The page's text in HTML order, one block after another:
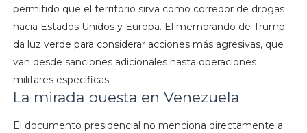
permitido que el territorio sirva como corredor de drogas
hacia Estados Unidos y Europa. El memorando de Trump
da luz verde para considerar acciones más agresivas, que
van desde sanciones adicionales hasta operaciones
militares específicas.
La mirada puesta en Venezuela
El documento presidencial no menciona directamente a